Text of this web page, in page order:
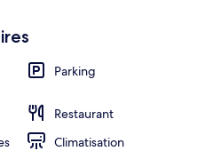
Parking
Restaurant
Climatisation